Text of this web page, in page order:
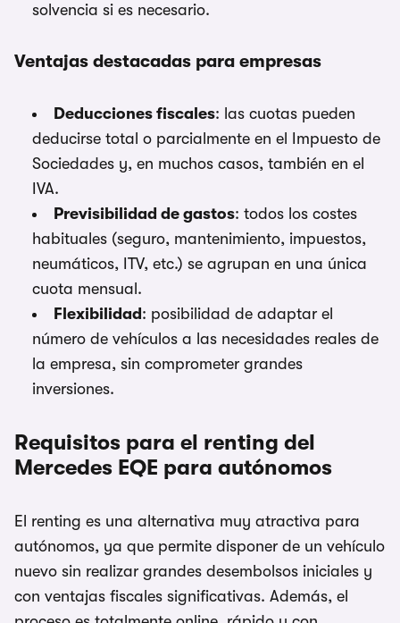
solvencia si es necesario.
Ventajas destacadas para empresas
Deducciones fiscales: las cuotas pueden
deducirse total o parcialmente en el Impuesto de
Sociedades y, en muchos casos, también en el
IVA.
Previsibilidad de gastos: todos los costes
habituales (seguro, mantenimiento, impuestos,
neumáticos, ITV, etc.) se agrupan en una única
cuota mensual.
Flexibilidad : posibilidad de adaptar el
número de vehículos a las necesidades reales de
la empresa, sin comprometer grandes
inversiones.
Requisitos para el renting del
Mercedes EQE para autónomos
El renting es una alternativa muy atractiva para
autónomos, ya que permite disponer de un vehículo
nuevo sin realizar grandes desembolsos iniciales y
con ventajas fiscales significativas. Además, el